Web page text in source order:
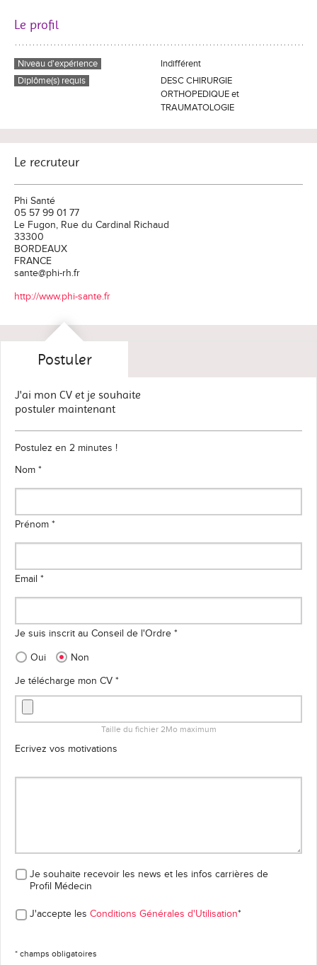
Le profil
Niveau d'expérience
Indifférent
Diplôme(s) requis
DESC CHIRURGIE
ORTHOPEDIQUE et
TRAUMATOLOGIE
Le recruteur
Phi Santé
05 57 99 01 77
Le Fugon, Rue du Cardinal Richaud
33300
BORDEAUX
FRANCE
sante@phi-rh.fr
http://www.phi-sante.fr
Postuler
J'ai mon CV et je souhaite
postuler maintenant
Postulez en 2 minutes !
Nom *
Prénom *
Email *
Je suis inscrit au Conseil de l'Ordre *
Oui
Non
Je télécharge mon CV *
Taille du fichier 2Mo maximum
Ecrivez vos motivations
Je souhaite recevoir les news et les infos carrières de
Profil Médecin
J'accepte les Conditions Générales d'Utilisation*
* champs obligatoires